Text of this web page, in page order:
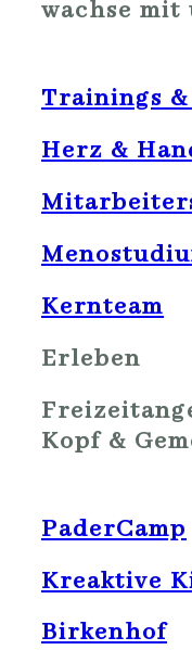
wachse mit
Trainings &
Herz &
Kernteam
Erleben
Kopf &
PaderCamp
Kreaktive
Birkenhof